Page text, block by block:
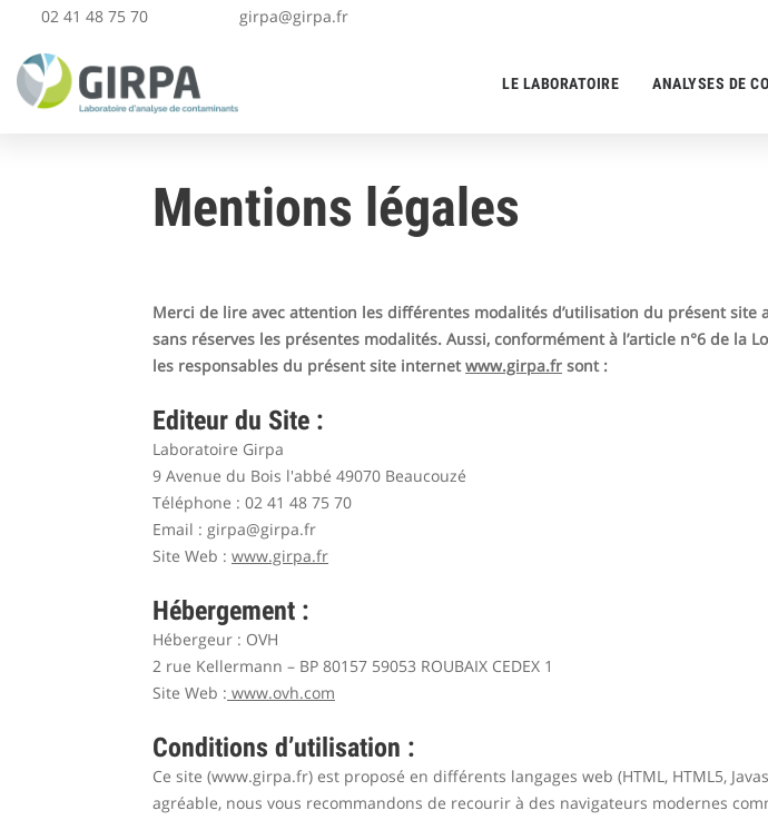
02 41 48 75 70 girpa@girpa.fr
LE LABORATOIRE ANALYSES DE
Mentions légales
Merci de lire avec attention les différentes modalités d’utilisation du présent site
sans réserves les présentes modalités. Aussi, conformément à l’article n°6 de la
les responsables du présent site internetwww.girpa.fr sont :
Editeur du Site :
Laboratoire Girpa
9 Avenue du Bois l'abbé 49070 Beaucouzé
Téléphone : 02 41 48 75 70
Email : girpa@girpa.fr
Site Web : www.girpa.fr
Hébergement :
Hébergeur : OVH
2 rue Kellermann – BP 80157 59053 ROUBAIX CEDEX 1
Site Web : www.ovh.com
Conditions d’utilisation :
Ce site (www.girpa.fr) est proposé en différents langages web (HTML, HTML5,
agréable, nous vous recommandons de recourir à des navigateurs modernes